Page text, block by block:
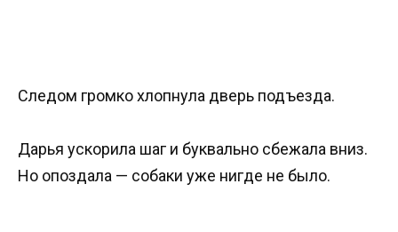
Следом громко хлопнула дверь подъезда.
Дарья ускорила шаг и буквально сбежала вниз.
Но опоздала — собаки уже нигде не было.